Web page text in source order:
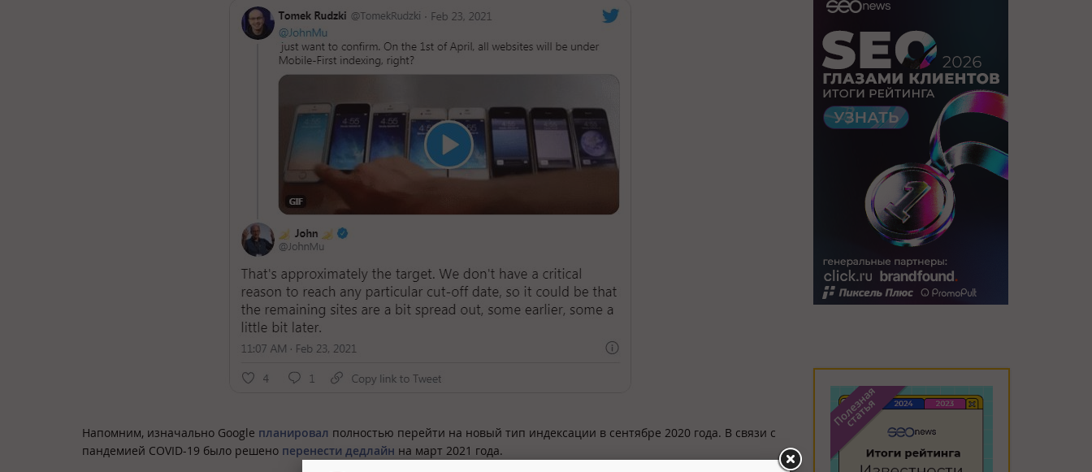
Напомним, изначально Google планировал полностью перейти на новый тип индексации в сентябре 2020 года. В связи с
пандемией COVID-19 было решено перенести дедлайн на март 2021 года.